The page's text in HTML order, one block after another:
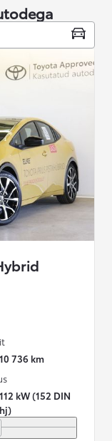
10 736 km
112 kW (152 DIN
hj)